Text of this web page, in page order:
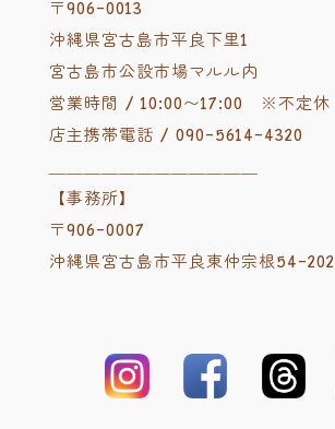
〒906-0013
沖縄県宮古島市平良下里1
宮古島市公設市場マルル内
営業時間 / 10:00〜17:00 ※不定休
店主携帯電話 / 090-5614-4320
【事務所】
〒906-0007
沖縄県宮古島市平良東仲宗根54-202